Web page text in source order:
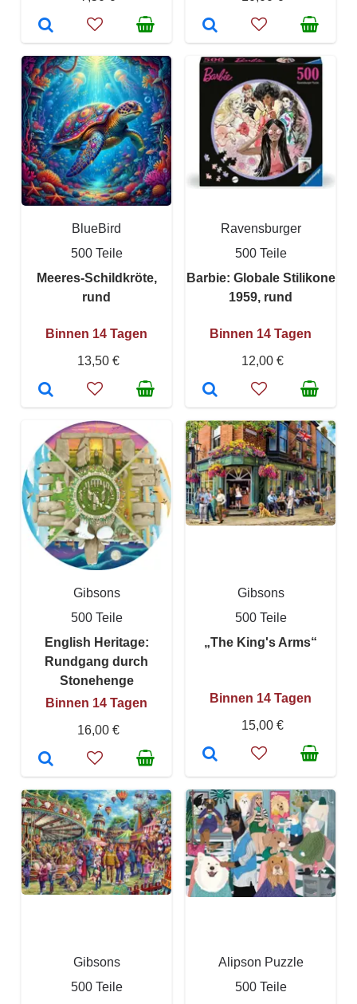
BlueBird
500 Teile
Meeres-Schildkröte,
rund
Binnen 14 Tagen
13,50 €
Ravensburger
500 Teile
Barbie: Globale Stilikone
1959, rund
Binnen 14 Tagen
12,00 €
Gibsons
500 Teile
English Heritage:
Rundgang durch
Stonehenge
Binnen 14 Tagen
16,00 €
Gibsons
500 Teile
„The King's Arms“
Binnen 14 Tagen
15,00 €
Gibsons
500 Teile
Alipson Puzzle
500 Teile